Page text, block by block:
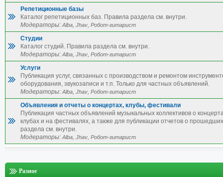
Репетиционные базы
Каталог репетиционных баз. Правила раздела см. внутри.
Модераторы:Alba, Jhav, Робот-гитарист
Студии
Каталог студий. Правила раздела см. внутри.
Модераторы:Alba, Jhav, Робот-гитарист
Услуги
Публикация услуг, связанных с производством и ремонтом
оборудования, звукозаписи и т.п. Только для частных объявлений.
Модераторы:Alba, Jhav, Робот-гитарист
Объявления и отчеты о концертах, клубы, фестивали
Публикация частных объявлений музыкальных коллективов о
клубах и на фестивалях, а также для публикации отчетов о
раздела см. внутри.
Модераторы:Alba, Jhav, Робот-гитарист
Разное